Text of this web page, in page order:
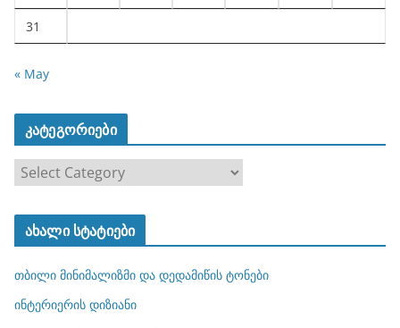
31
« May
კატეგორიები
ტ
ო
რ
ახალი სტატიები
თბილი მინიმალიზმი და დედამიწის ტონები
ინტერიერის დიზიანი